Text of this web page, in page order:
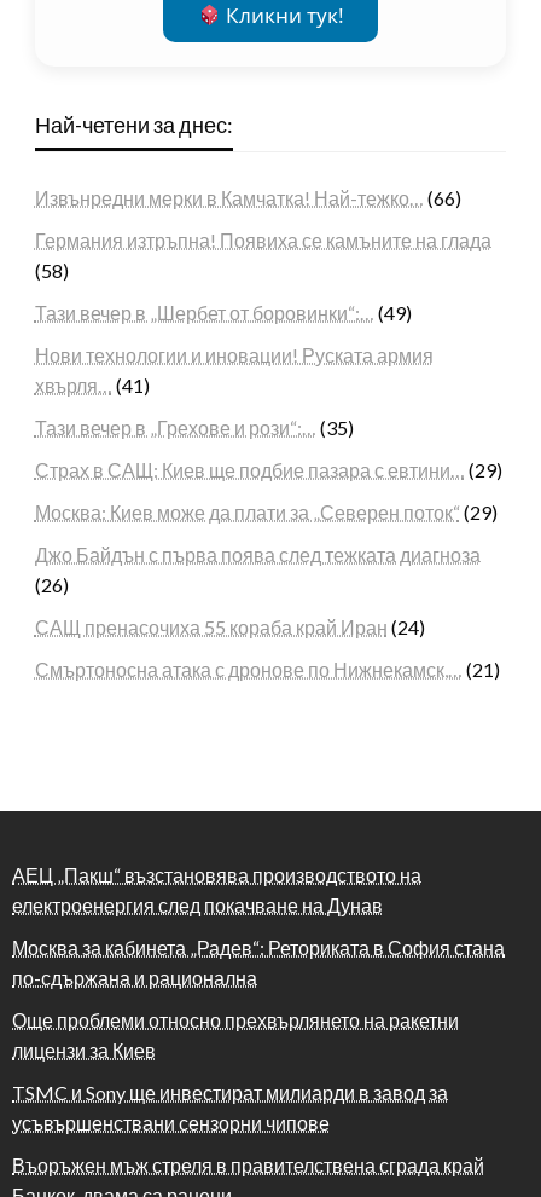
Кликни тук!
Най-четени за днес:
Извънредни мерки в Камчатка! Най-тежко… (66)
Германия изтръпна! Появиха се камъните на глада
(58)
Тази вечер в „Шербет от боровинки“:… (49)
Нови технологии и иновации! Руската армия
хвърля… (41)
Тази вечер в „Грехове и рози“:… (35)
Страх в САЩ: Киев ще подбие пазара с евтини… (29)
Москва: Киев може да плати за „Северен поток“ (29)
Джо Байдън с първа поява след тежката диагноза
(26)
САЩ пренасочиха 55 кораба край Иран (24)
Смъртоносна атака с дронове по Нижнекамск,… (21)
АЕЦ „Пакш“ възстановява производството на
електроенергия след покачване на Дунав
Москва за кабинета „Радев“: Реториката в София стана
по-сдържана и рационална
Още проблеми относно прехвърлянето на ракетни
лицензи за Киев
TSMC и Sony ще инвестират милиарди в завод за
усъвършенствани сензорни чипове
Въоръжен мъж стреля в правителствена сграда край